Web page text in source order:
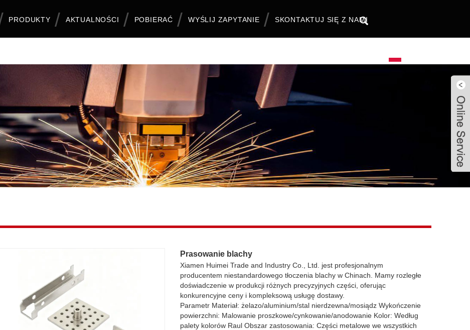
PRODUKTY AKTUALNOŚCI POBIERAĆ WYŚLIJ ZAPYTANIE SKONTAKTUJ SIĘ Z NAMI
Prasowanie blachy
Xiamen Huimei Trade and Industry Co., Ltd. jest profesjonalnym
producentem niestandardowego tłoczenia blachy w Chinach. Mamy rozległe
doświadczenie w produkcji różnych precyzyjnych części, oferując
konkurencyjne ceny i kompleksową usługę dostawy.
Parametr Materiał: żelazo/aluminium/stal nierdzewna/mosiądz Wykończenie
powierzchni: Malowanie proszkowe/cynkowanie/anodowanie Kolor: Według
palety kolorów Raul Obszar zastosowania: Części metalowe we wszystkich